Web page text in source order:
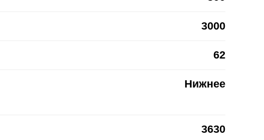
3000
62
Нижнее
3630